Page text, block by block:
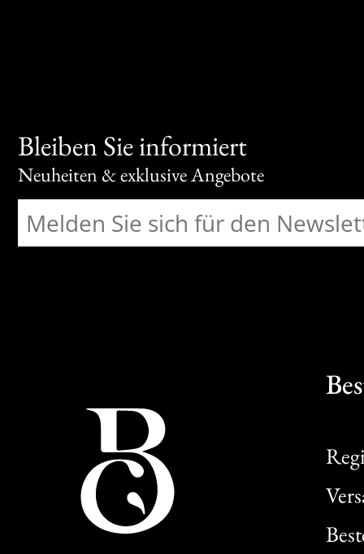
Bleiben Sie informiert
Neuheiten & exklusive Angebote